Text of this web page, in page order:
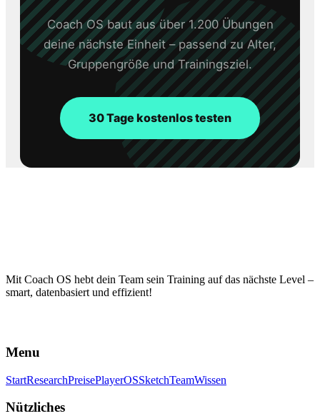
Coach OS baut aus über 1.200 Übungen
deine nächste Einheit – passend zu Alter,
Gruppengröße und Trainingsziel.
30 Tage kostenlos testen
Mit Coach OS hebt dein Team sein Training auf das nächste Level –
smart, datenbasiert und effizient!
Menu
StartResearchPreisePlayerOSSketchTeamWissen
Nützliches